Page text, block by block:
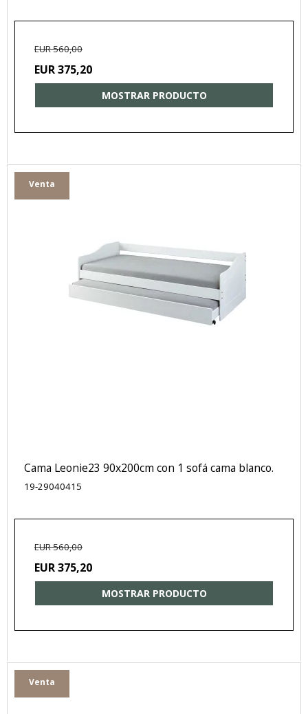
EUR 560,00
EUR 375,20
MOSTRAR PRODUCTO
Venta
Cama Leonie23 90x200cm con 1 sofá cama blanco.
19-29040415
EUR 560,00
EUR 375,20
MOSTRAR PRODUCTO
Venta